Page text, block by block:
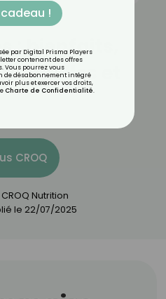
: bienfaits,
et
CROQ
CROQ Nutrition
le 22/07/2025
!
par Digital Prisma Players
contenant des offres
Vous pourrez vous
désabonnement intégré
plus et exercer vos droits,
Charte de Confidentialité.